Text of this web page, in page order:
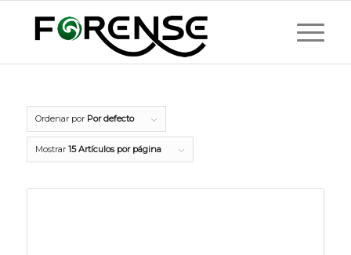
Ordenar por Por defecto
Mostrar 15 Artículos por página